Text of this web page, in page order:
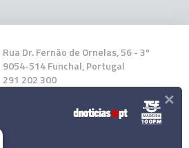
Rua Dr. Fernão de Ornelas, 56 - 3º
9054-514 Funchal, Portugal
291 202 300
Instale a nossa App ×